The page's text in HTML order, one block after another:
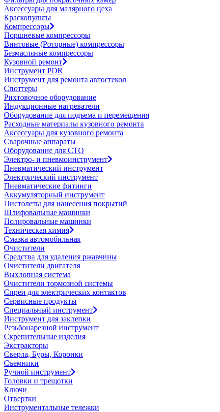
Аксессуары для малярного цеха
Краскопульты
Компрессоры
Поршневые компрессоры
Винтовые (Роторные) компрессоры
Безмасляные компрессоры
Кузовной ремонт
Инструмент PDR
Инструмент для ремонта автостекол
Споттеры
Рихтовочное оборудование
Индукционные нагреватели
Оборудование для подъема и перемещения
Расходные материалы кузовного ремонта
Аксессуары для кузовного ремонта
Сварочные аппараты
Оборудование для СТО
Электро- и пневмоинструмент
Пневматический инструмент
Электрический инструмент
Пневматические фитинги
Аккумуляторный инструмент
Пистолеты для нанесения покрытий
Шлифовальные машинки
Полировальные машинки
Техническая химия
Смазка автомобильная
Очистители
Средства для удаления ржавчины
Очистители двигателя
Выхлопная система
Очистители тормозной системы
Спреи для электрических контактов
Сервисные продукты
Специальный инструмент
Инструмент для заклепки
Резьбонарезной инструмент
Скрепительные изделия
Экстракторы
Сверла, Буры, Коронки
Съемники
Ручной инструмент
Головки и трещотки
Ключи
Отвертки
Инструментальные тележки